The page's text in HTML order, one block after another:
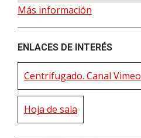
Más información
ENLACES DE INTERÉS
Centrifugado. Canal Vimeo
Hoja de sala